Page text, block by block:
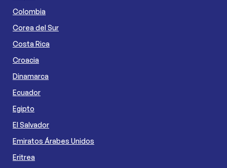
Colombia
Corea del Sur
Costa Rica
Croacia
Dinamarca
Ecuador
Egipto
El Salvador
Emiratos Árabes Unidos
Eritrea